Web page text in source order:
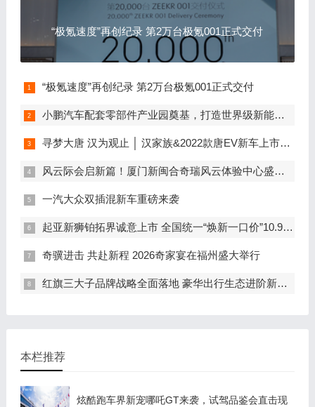
“极氪速度”再创纪录 第2万台极氪001正式交付
“极氪速度”再创纪录 第2万台极氪001正式交付
小鹏汽车配套零部件产业园奠基，打造世界级新能源智能汽车集群
寻梦大唐 汉为观止 │ 汉家族&2022款唐EV新车上市发布会，敬请期待！
风云际会启新篇！厦门新闽合奇瑞风云体验中心盛大开业
一汽大众双插混新车重磅来袭
起亚新狮铂拓界诚意上市 全国统一“焕新一口价”10.99万元起
奇骥进击 共赴新程 2026奇家宴在福州盛大举行
红旗三大子品牌战略全面落地 豪华出行生态进阶新篇章
本栏推荐
炫酷跑车界新宠哪吒GT来袭，试驾品鉴会直击现